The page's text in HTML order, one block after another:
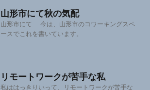
山形市にて秋の気配
山形市にて 今は、山形市のコワーキングスペ
ースでこれを書いています。
リモートワークが苦手な私
私ははっきりいって、リモートワークが苦手な